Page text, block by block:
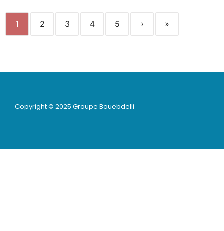
1 2 3 4 5 › »
Copyright © 2025 Groupe Bouebdelli